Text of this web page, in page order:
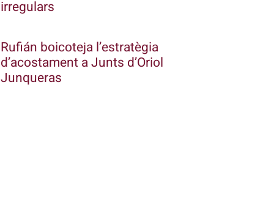
irregulars
Rufián boicoteja l’estratègia
d’acostament a Junts d’Oriol
Junqueras